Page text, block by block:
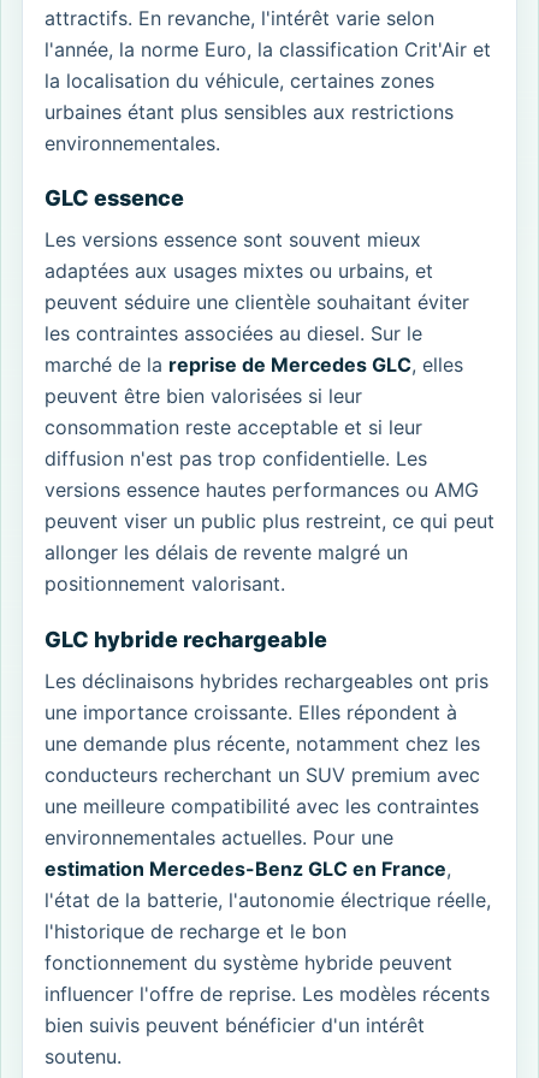
attractifs. En revanche, l'intérêt varie selon
l'année, la norme Euro, la classification Crit'Air et
la localisation du véhicule, certaines zones
urbaines étant plus sensibles aux restrictions
environnementales.
GLC essence
Les versions essence sont souvent mieux
adaptées aux usages mixtes ou urbains, et
peuvent séduire une clientèle souhaitant éviter
les contraintes associées au diesel. Sur le
marché de la reprise de Mercedes GLC, elles
peuvent être bien valorisées si leur
consommation reste acceptable et si leur
diffusion n'est pas trop confidentielle. Les
versions essence hautes performances ou AMG
peuvent viser un public plus restreint, ce qui peut
allonger les délais de revente malgré un
positionnement valorisant.
GLC hybride rechargeable
Les déclinaisons hybrides rechargeables ont pris
une importance croissante. Elles répondent à
une demande plus récente, notamment chez les
conducteurs recherchant un SUV premium avec
une meilleure compatibilité avec les contraintes
environnementales actuelles. Pour une
estimation Mercedes-Benz GLC en France,
l'état de la batterie, l'autonomie électrique réelle,
l'historique de recharge et le bon
fonctionnement du système hybride peuvent
influencer l'offre de reprise. Les modèles récents
bien suivis peuvent bénéficier d'un intérêt
soutenu.